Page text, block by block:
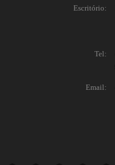
Escritório:
Tel:
Email: